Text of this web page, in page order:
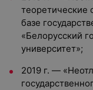
теоретические
базе
«Белорусский
университет»;
2019 г. —